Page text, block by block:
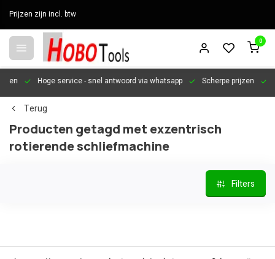
Prijzen zijn incl. btw
0
Hoge service- snel antwoord via whatsapp Scherpe prijzen
Terug
Producten getagd met exzentrisch
rotierende schliefmachine
Filters